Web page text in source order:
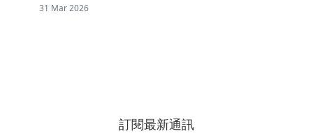
31 Mar 2026
訂閱最新通訊